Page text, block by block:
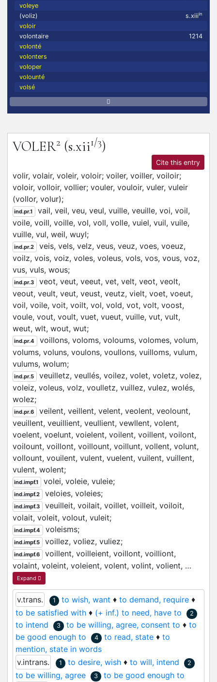
voleye
(voliz)
s.xiiiin
voloir
volontaire
1214
volonté
volonters
voloper
volounté
volsé
VOLER2 (s.xii1/3)
Cite this entry
volir, volair, voleir, voloir; voiler, voiller, voiloir;
voloir, volloir, vollier; vouler, vouloir, vuler, vuleir
(vollor, volur);
ind.pr.1 vail, veil, veu, veul, vuille, veuille, voi, voil,
voile, voill, voille, vol, voll, volle, vuiel, vuil, vuile,
vuille, vul, weil, wuyl;
ind.pr.2 veis, vels, velz, veus, veuz, voes, voeuz,
voilz, vois, voiz, voles, voleus, vols, vos, vous, voz,
vus, vuls, wous;
ind.pr.3 veot, veut, veeut, vet, velt, veot, veolt,
veout, veult, veut, veust, veutz, vielt, voet, voeut,
voil, voile, voit, voilt, vol, vold, vot, volt, voost,
voule, vout, voult, vuet, vueut, vuille, vut, vult,
weut, wlt, wout, wut;
ind.pr.4 voillons, voloms, voloums, volomes, volum,
volums, voluns, voulons, voullons, vuilloms, vulum,
vulums, wolum;
ind.pr.5 veuilletz, veullés, voilez, volet, voletz, volez,
voleiz, voleus, volz, voulletz, vuillez, vulez, wolés,
wolez;
ind.pr.6 veilent, veillent, velent, veolent, veolount,
veuillent, veuillient, veullient, vewllent, volent,
voelent, voelunt, voielent, voilent, voillent, voilont,
voilount, voillont, voillount, voillunt, vollent, volunt,
vollount, vouilent, vulent, vuelent, vuilent, vuillent,
vulent, wolent;
ind.impf.1 volei, voleie, vuleie;
ind.impf.2 veloies, voleies;
ind.impf.3 veuilleit, voilait, voillet, voilleit, voiloit,
volait, voleit, volout, vuleit;
ind.impf.4 voleisms;
ind.impf.5 voillez, voliez, vuliez;
ind.impf.6 voillent, voilleient, voillont, voilliont,
volaint, voleint, voleient, volent, volint, volient, …
Expand
v.trans. 1 to wish, want ♦ to demand, require ♦
to be satisfied with ♦ (+ inf.) to need, have to 2
to intend 3 to be willing, agree, consent to ♦ to
be good enough to
4 to read, state ♦ to
mention, state in words
v.intrans.
1 to desire, wish ♦ to will, intend 2
to be willing, agree 3
to be good enough to